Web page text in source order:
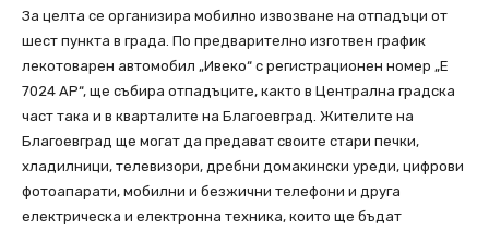
За целта се организира мобилно извозване на отпадъци от
шест пункта в града. По предварително изготвен график
лекотоварен автомобил „Ивеко“ с регистрационен номер „Е
7024 АР“, ще събира отпадъците, както в Централна градска
част така и в кварталите на Благоевград. Жителите на
Благоевград ще могат да предават своите стари печки,
хладилници, телевизори, дребни домакински уреди, цифрови
фотоапарати, мобилни и безжични телефони и друга
електрическа и електронна техника, които ще бъдат